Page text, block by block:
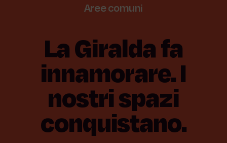
Areecomuni
LaGiraldafa
innamorare.I
nostrispazi
conquistano.